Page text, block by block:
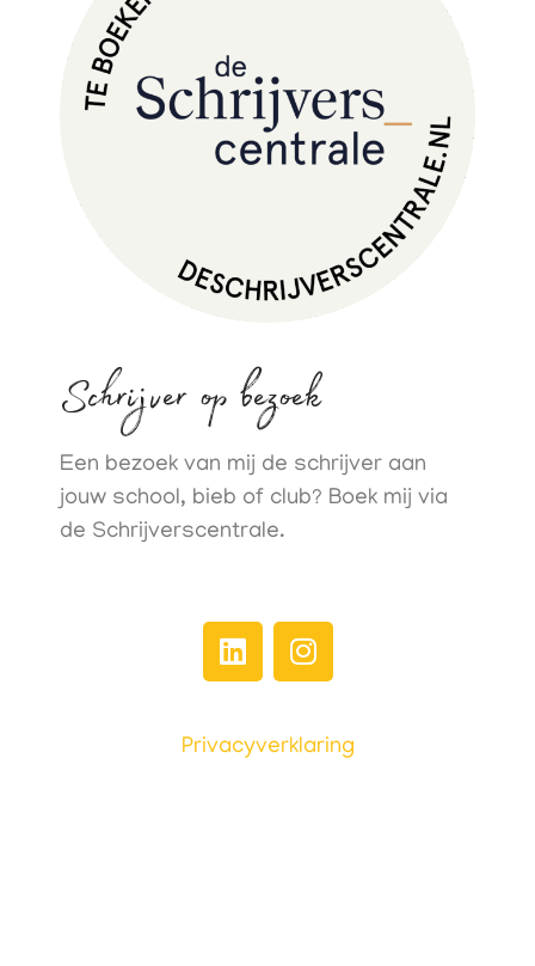
Schrijver op bezoek
Een bezoek van mij de schrijver aan
jouw school, bieb of club? Boek mij via
de Schrijverscentrale.
Privacyverklaring